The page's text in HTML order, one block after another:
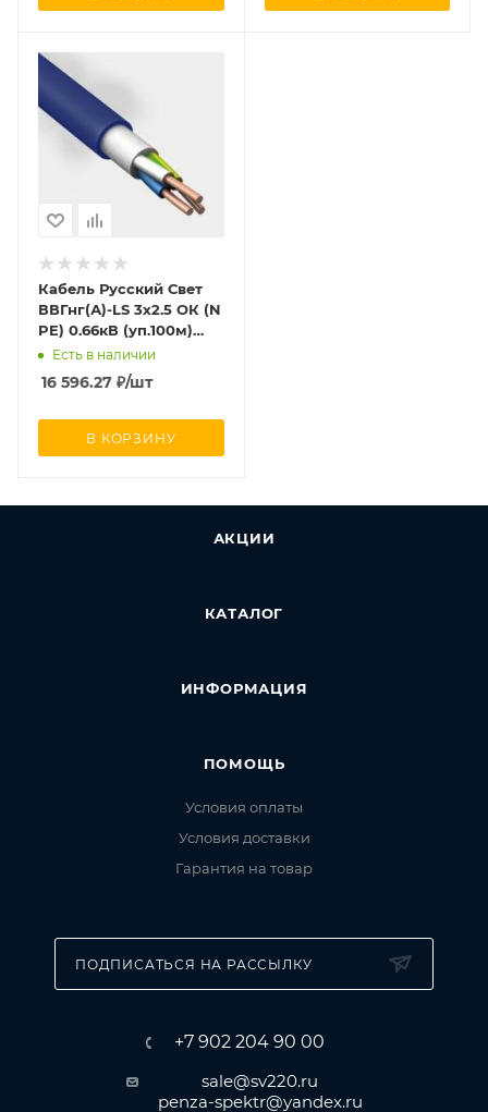
Кабель Русский Свет
ВВГнг(А)-LS 3х2.5 ОК (N
PE) 0.66кВ (уп.100м)
7884
Есть в наличии
16 596.27 ₽/шт
В КОРЗИНУ
АКЦИИ
КАТАЛОГ
ИНФОРМАЦИЯ
ПОМОЩЬ
Условия оплаты
Условия доставки
Гарантия на товар
ПОДПИСАТЬСЯ НА РАССЫЛКУ
+7 902 204 90 00
sale@sv220.ru
penza-spektr@yandex.ru